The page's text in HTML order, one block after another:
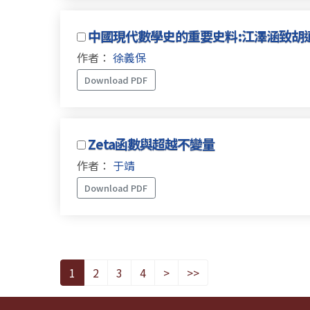
中國現代數學史的重要史料:江澤涵致胡
作者： 徐義保
Download PDF
Zeta函數與超越不變量
作者： 于靖
Download PDF
1 2 3 4 > >>